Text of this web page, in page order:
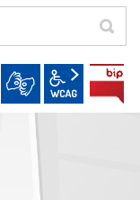
Dziennik elektroniczny
facebook
wcag2.1